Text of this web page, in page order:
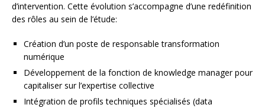
d’intervention. Cette évolution s’accompagne d’une redéfinition
des rôles au sein de l’étude:
Création d’un poste de responsable transformation
numérique
Développement de la fonction de knowledge manager pour
capitaliser sur l’expertise collective
Intégration de profils techniques spécialisés (data